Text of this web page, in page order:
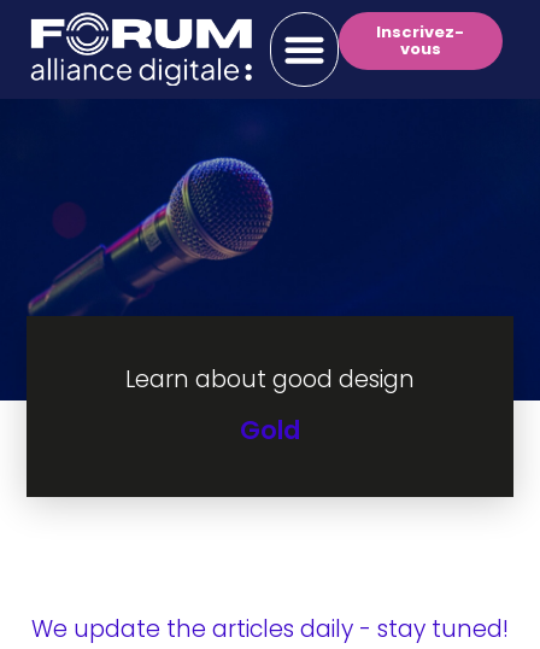
Inscrivez-
vous
Learn about good design
Gold
We update the articles daily - stay tuned!